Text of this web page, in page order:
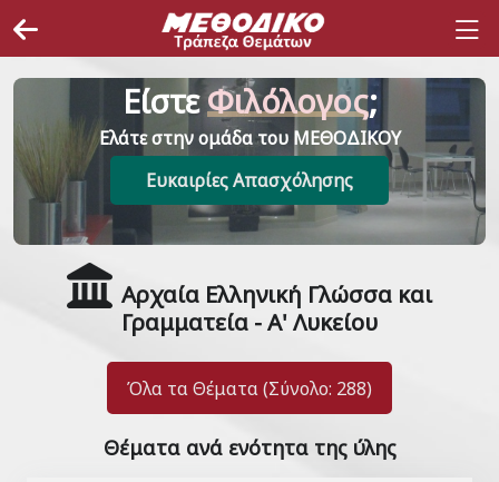
ΕίστεΦιλόλογος;
Ελάτε στην ομάδα του ΜΕΘΟΔΙΚΟΥ
Ευκαιρίες Απασχόλησης
Αρχαία Ελληνική Γλώσσα και
Γραμματεία - Α' Λυκείου
Όλα τα Θέματα (Σύνολο: 288)
Θέματα ανά ενότητα της ύλης